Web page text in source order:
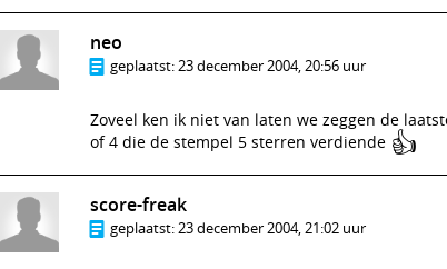
neo
geplaatst:23 december 2004, 20:56 uur
Zoveel ken ik niet van laten we zeggen de
of 4 die de stempel 5 sterren verdiende 👍
score-freak
geplaatst:23 december 2004, 21:02 uur